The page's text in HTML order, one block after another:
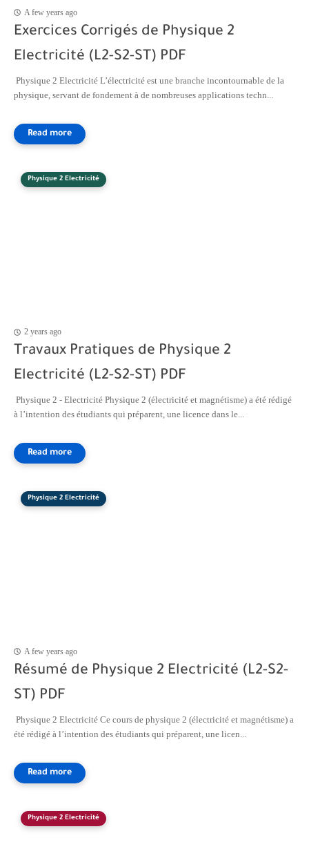
A few years ago
Exercices Corrigés de Physique 2
Electricité (L2-S2-ST) PDF
Physique 2 Electricité L’électricité est une branche incontournable de la
physique, servant de fondement à de nombreuses applications techn...
Physique 2 Electricité
2 years ago
Travaux Pratiques de Physique 2
Electricité (L2-S2-ST) PDF
Physique 2 - Electricité Physique 2 (électricité et magnétisme) a été rédigé
à l’intention des étudiants qui préparent, une licence dans le...
Physique 2 Electricité
A few years ago
Résumé de Physique 2 Electricité (L2-S2-
ST) PDF
Physique 2 Electricité Ce cours de physique 2 (électricité et magnétisme) a
été rédigé à l’intention des étudiants qui préparent, une licen...
Physique 2 Electricité